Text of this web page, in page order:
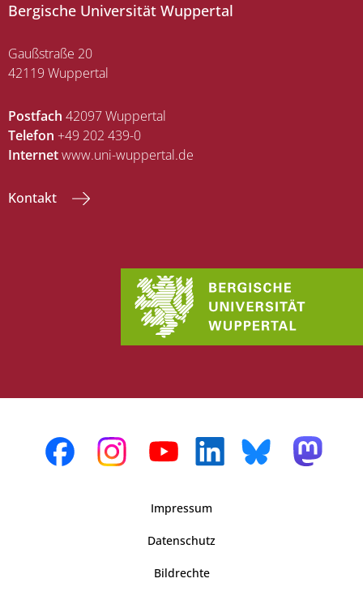
Bergische Universität Wuppertal
Gaußstraße 20
42119 Wuppertal
Postfach 42097 Wuppertal
Telefon +49 202 439-0
Internetwww.uni-wuppertal.de
Kontakt
Impressum
Datenschutz
Bildrechte